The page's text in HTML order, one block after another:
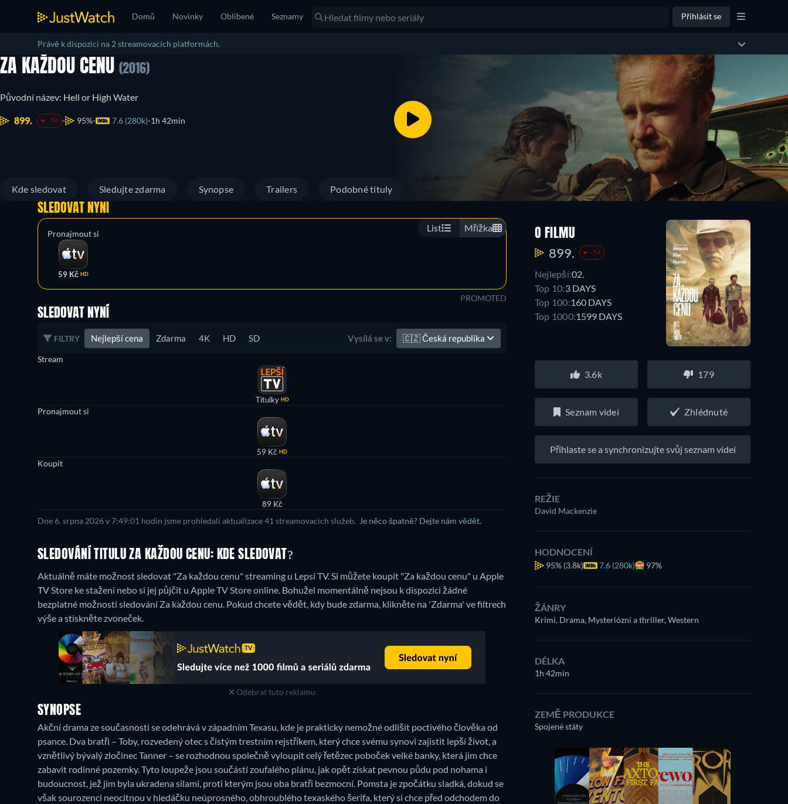
Domů Novinky Oblíbené Seznamy Přihlásit se
Právě k dispozici na 2 streamovacích platformách.
ZA KAŽDOU CENU (2016)
Původní název: Hell or High Water
899. -54 95% 7.6 (280k) 1h 42min
Kde sledovat Sledujte zdarma Synopse Trailers Podobné tituly
List Mřížka
SLEDOVAT NYNÍ
Pronajmout si
59 Kč HD
PROMOTED
SLEDOVAT NYNÍ
FILTRY Nejlepší cena Zdarma 4K HD SD Vysílá se v: 🇨🇿Česká republika
Stream
Titulky HD
Pronajmout si
59 Kč HD
Koupit
89 Kč
Dne 6. srpna 2026 v 7:49:01 hodin jsme prohledali aktualizace 41 streamovacích služeb. Je něco špatně? Dejte nám vědět.
SLEDOVÁNÍ TITULU ZA KAŽDOU CENU: KDE SLEDOVAT?
Aktuálně máte možnost sledovat "Za každou cenu" streaming u Lepsi TV. Si můžete koupit "Za každou cenu" u Apple
TV Store ke stažení nebo si jej půjčit u Apple TV Store online. Bohužel momentálně nejsou k dispozici žádné
bezplatné možnosti sledování Za každou cenu. Pokud chcete vědět, kdy bude zdarma, klikněte na 'Zdarma' ve filtrech
výše a stiskněte zvoneček.
Odebrat tuto reklamu
SYNOPSE
Akční drama ze současnosti se odehrává v západním Texasu, kde je prakticky nemožné odlišit poctivého člověka od
psance. Dva bratři – Toby, rozvedený otec s čistým trestním rejstříkem, který chce svému synovi zajistit lepší život, a
vznětlivý bývalý zločinec Tanner – se rozhodnou společně vyloupit celý řetězec poboček velké banky, která jim chce
zabavit rodinné pozemky. Tyto loupeže jsou součástí zoufalého plánu, jak opět získat pevnou půdu pod nohama i
budoucnost, jež jim byla ukradena silami, proti kterým jsou oba bratři bezmocní. Pomsta je zpočátku sladká, dokud se
však sourozenci neocitnou v hledáčku neúprosného, obhroublého texaského šerifa, který si chce před odchodem do
O FILMU
899. -54
Nejlepší:02.
Top 10:3 DAYS
Top 100:160 DAYS
Top 1000:1599 DAYS
3.6k 179
Seznam videí Zhlédnuté
Přihlaste se a synchronizujte svůj seznam videí
REŽIE
David Mackenzie
HODNOCENÍ
95% (3.8k) 7.6 (280k) 97%
ŽÁNRY
Krimi, Drama, Mysteriózní a thriller, Western
DÉLKA
1h 42min
ZEMĚ PRODUKCE
Spojené státy